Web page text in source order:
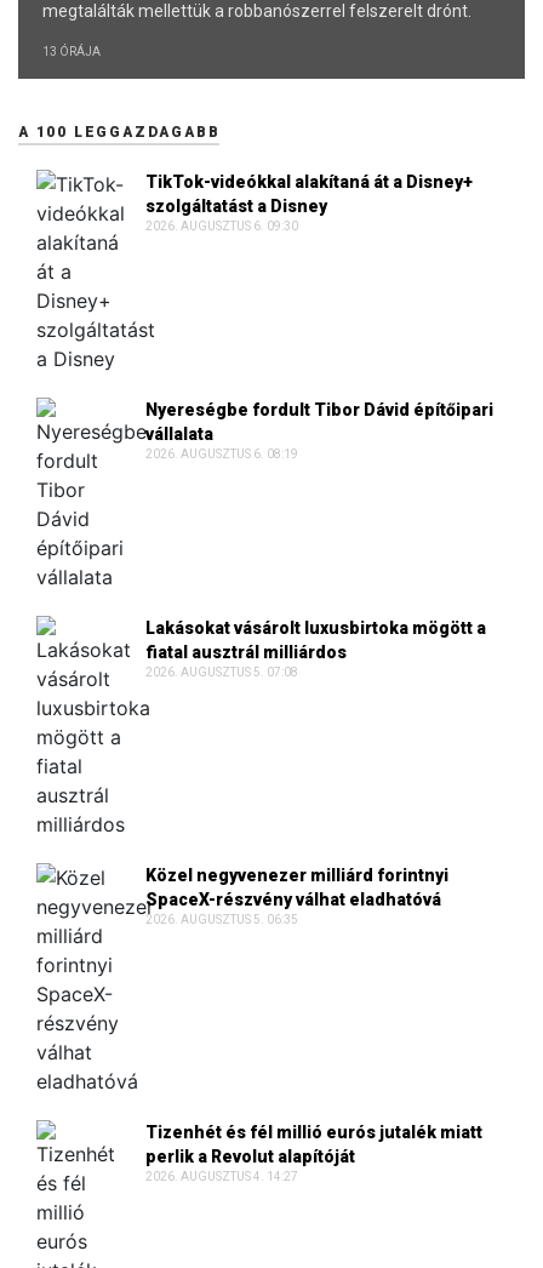
megtalálták mellettük a robbanószerrel felszerelt drónt.
13 ÓRÁJA
A 100 LEGGAZDAGABB
TikTok-videókkal alakítaná át a Disney+
szolgáltatást a Disney
2026. AUGUSZTUS 6. 09:30
Nyereségbe fordult Tibor Dávid építőipari
vállalata
2026. AUGUSZTUS 6. 08:19
Lakásokat vásárolt luxusbirtoka mögött a
fiatal ausztrál milliárdos
2026. AUGUSZTUS 5. 07:08
Közel negyvenezer milliárd forintnyi
SpaceX-részvény válhat eladhatóvá
2026. AUGUSZTUS 5. 06:35
Tizenhét és fél millió eurós jutalék miatt
perlik a Revolut alapítóját
2026. AUGUSZTUS 4. 14:27